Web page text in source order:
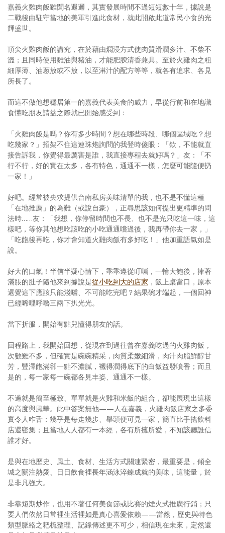
媒體報導一覽
合作與代言
訂閱電子報
嘉義火雞肉飯雖聞名遐邇，其實發展時間不過短短數十年，據說是
二戰後由駐守當地的美軍引進此食材，就此開啟此道常民小食的光
輝盛世。
頂尖火雞肉飯的講究，在於藉由燜浸方式使肉質滑潤多汁、不柴不
澀；且同時使用雞油與豬油，才能肥腴清香兼具。至於火雞肉之粗
細厚薄、油蔥放或不放，以至淋汁的配方等等，就各有追求、各見
所長了。
而這不做他想穩居第一的嘉義代表美食的威力，早從行前和在地識
食懂吃朋友請益之際就已開始感受到：
「火雞肉飯是嗎？你有多少時間？想在哪些時段、哪個區域吃？想
吃幾家？」招架不住這連珠炮詢問的我登時傻眼：「欸，不能就直
接告訴我，你覺得最厲害是誰，我直接專程去就好嗎？」友：「不
行不行，好的實在太多，各有特色，通通不一樣，怎麼可能隨便扔
一家！」
好吧。經常被央求提供台南私房美味清單的我，也不是不懂這種
「在地推薦」的為難（或說自豪），正尋思該如何提出更精準的問
法時……友：「我想，你停留時間也不長、也不是光只吃這一味，這
樣吧，等你其他想吃該吃的小吃通通嚐過後，我再帶你去一家，」
「吃飽後再吃，你才會知道火雞肉飯有多好吃！」他加重語氣如是
說。
好大的口氣！半信半疑心情下，乖乖遵從叮囑，一輪大飽後，捧著
滿脹的肚子隨他來到據說是從小吃到大的店家 ，飯上桌當口，原本
還覺這下應該只能淺嚐、不可能吃完吧？結果碗才端起，一個回神
已經唏哩呼嚕三兩下扒光光。
當下折服，開始有點兒懂得朋友的話。
回程路上，我開始回想，從現在到過往曾在嘉義吃過的火雞肉飯，
次數雖不多，但確實是碗碗精采，肉質柔嫩細滑，肉汁肉脂鮮醇甘
芳，豐澤飽滿卻一點不濃膩，襯得潤得底下的白飯益發噴香；而且
是的，每一家每一碗都各見丰姿、通通不一樣。
不過就是簡至極致、單單就是火雞和米飯的組合，卻能展現出這樣
的高度與風華。此中答案無他——人在嘉義，火雞肉飯店家之多委
實令人咋舌：幾乎是每走幾步、舉頭便可見一家，簡直比手搖飲料
店還密集；且當地人人都有一本經，各有所擁所愛，不知該聽誰信
誰才好。
是與在地歷史、風土、食材、生活方式關連緊密，最重要是，傾全
城之關注熱愛、日日飲食裡長年涵泳淬鍊成就的美味，這能量，於
是非凡強大。
非靠短期炒作，也用不著任何美食節或比賽的煙火式推廣行銷；只
要人們依然日常裡生活裡如是真心喜愛依賴——當然，歷史與特色
類型脈絡之耙梳整理、記錄傳述更不可少，相信現在未來，定然還